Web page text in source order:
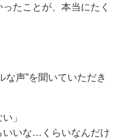
たことが、本当にたく
な声”を聞いていただき
」
いいな…くらいなんだけ